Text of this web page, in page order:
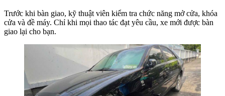
Trước khi bàn giao, kỹ thuật viên kiểm tra chức năng mở cửa, khóa
cửa và đề máy. Chỉ khi mọi thao tác đạt yêu cầu, xe mới được bàn
giao lại cho bạn.